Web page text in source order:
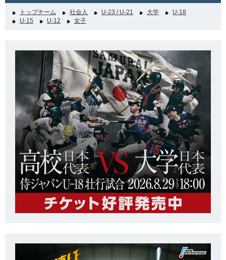
トップチーム 社会人 U-23 / U-21 大学
U-18
U-15
U-12 女子